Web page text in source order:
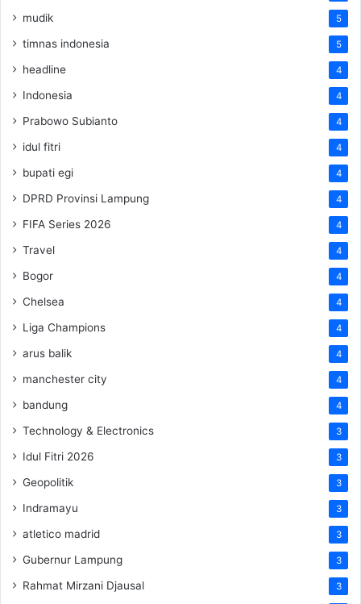
mudik 5
timnas indonesia 5
headline 4
Indonesia 4
Prabowo Subianto 4
idul fitri 4
bupati egi 4
DPRD Provinsi Lampung 4
FIFA Series 2026 4
Travel 4
Bogor 4
Chelsea 4
Liga Champions 4
arus balik 4
manchester city 4
bandung 4
Technology & Electronics 3
Idul Fitri 2026 3
Geopolitik 3
Indramayu 3
atletico madrid 3
Gubernur Lampung 3
Rahmat Mirzani Djausal 3